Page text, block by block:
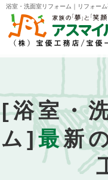
浴室・洗面室リフォーム｜リフォー
ームのことなら宝優工務店アスマイル
[浴室・
ム]最新